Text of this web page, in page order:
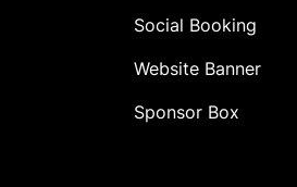
Social Booking
Website Banner
Sponsor Box